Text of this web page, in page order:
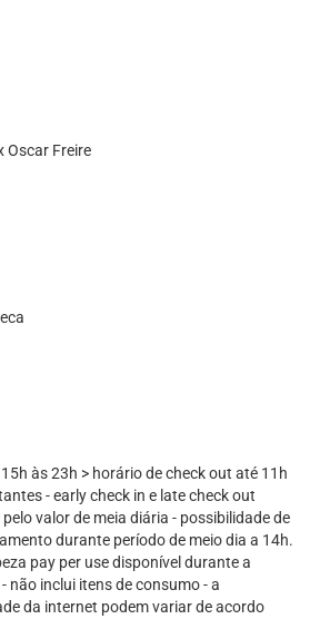
Oscar Freire
às 23h > horário de check out até 11h
- early check in e late check out
valor de meia diária - possibilidade de
durante período de meio dia a 14h.
pay per use disponível durante a
não inclui itens de consumo - a
da internet podem variar de acordo